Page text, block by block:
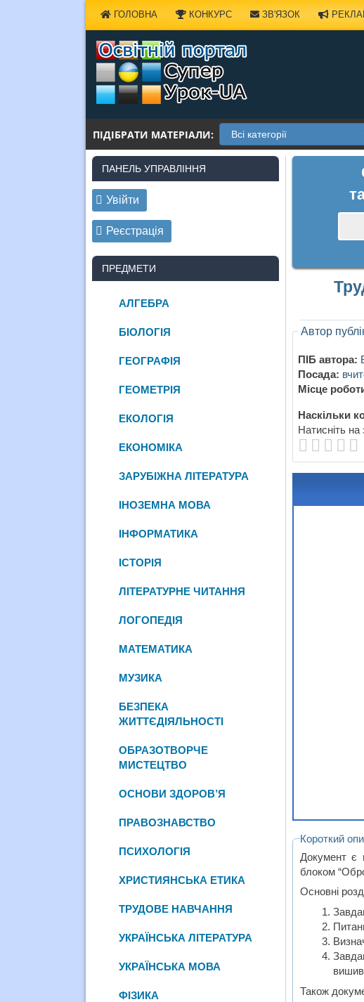
ГОЛОВНА КОНКУРС ЗВ'ЯЗОК
ПІДІБРАТИ МАТЕРІАЛИ:
Автор
ПІБ автора:
Посада:
Місце
Наскільки
Натисніть на
Короткий
Документ є
блоком
Основні
Також
ПАНЕЛЬ УПРАВЛІННЯ
Увійти
Реєстрація
ПРЕДМЕТИ
АЛГЕБРА
БІОЛОГІЯ
ГЕОГРАФІЯ
ГЕОМЕТРІЯ
ЕКОЛОГІЯ
ЕКОНОМІКА
ЗАРУБІЖНА ЛІТЕРАТУРА
ІНОЗЕМНА МОВА
ІНФОРМАТИКА
ІСТОРІЯ
ЛІТЕРАТУРНЕ ЧИТАННЯ
ЛОГОПЕДІЯ
МАТЕМАТИКА
МУЗИКА
БЕЗПЕКА
ЖИТТЄДІЯЛЬНОСТІ
ОБРАЗОТВОРЧЕ
МИСТЕЦТВО
ОСНОВИ ЗДОРОВ’Я
ПРАВОЗНАВСТВО
ПСИХОЛОГІЯ
ХРИСТИЯНСЬКА ЕТИКА
ТРУДОВЕ НАВЧАННЯ
УКРАЇНСЬКА ЛІТЕРАТУРА
УКРАЇНСЬКА МОВА
ФІЗИКА